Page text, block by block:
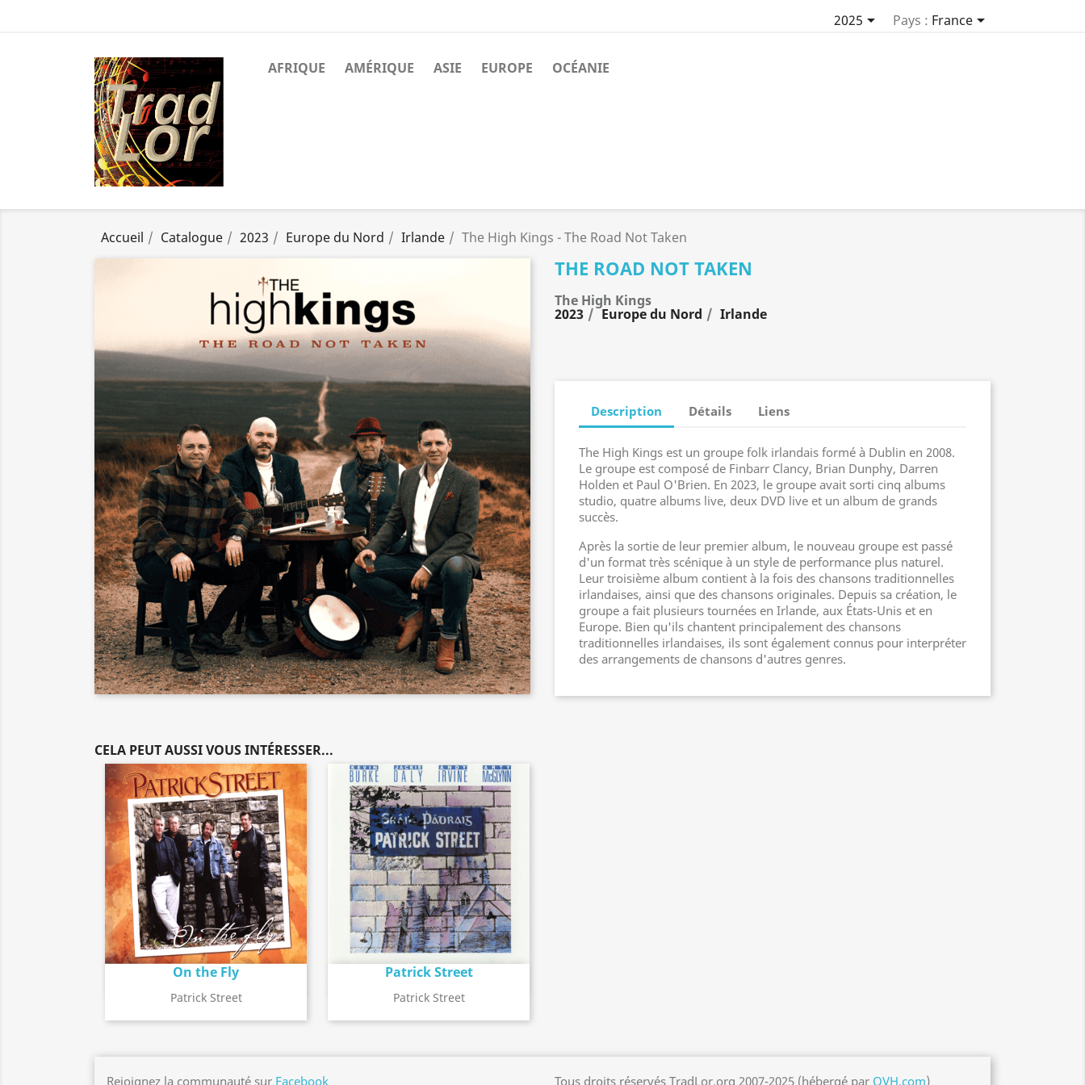
2025 Pays : France
AFRIQUE AMÉRIQUE ASIE EUROPE OCÉANIE
Accueil Catalogue 2023 Europe du Nord Irlande The High Kings - The Road Not Taken
THE ROAD NOT TAKEN
The High Kings
2023 Europe du Nord Irlande
Description Détails Liens
The High Kings est un groupe folk irlandais formé à Dublin en 2008.
Le groupe est composé de Finbarr Clancy, Brian Dunphy, Darren
Holden et Paul O'Brien. En 2023, le groupe avait sorti cinq albums
studio, quatre albums live, deux DVD live et un album de grands
succès.
Après la sortie de leur premier album, le nouveau groupe est passé
d'un format très scénique à un style de performance plus naturel.
Leur troisième album contient à la fois des chansons traditionnelles
irlandaises, ainsi que des chansons originales. Depuis sa création, le
groupe a fait plusieurs tournées en Irlande, aux États-Unis et en
Europe. Bien qu'ils chantent principalement des chansons
traditionnelles irlandaises, ils sont également connus pour interpréter
des arrangements de chansons d'autres genres.
CELA PEUT AUSSI VOUS INTÉRESSER...
On the Fly
Patrick Street
Détail de l'album Patrick Street
Patrick Street
Détail de l'album
Rejoignez la communauté sur Facebook Tous droits réservés TradLor.org 2007-2025 (hébergé par OVH.com)